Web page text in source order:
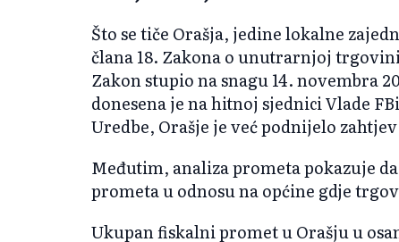
Što se tiče Orašja, jedine lokalne
člana 18. Zakona o unutrarnjoj
Zakon stupio na snagu 14. novembra
donesena je na hitnoj sjednici Vlade
Uredbe, Orašje je već podnijelo
Međutim, analiza prometa pokazuje
prometa u odnosu na općine gdje
Ukupan fiskalni promet u Orašju u